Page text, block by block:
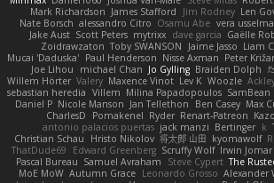
Mark Richardson James Stafford Jim Rodney Len
Nate Borsch alessandro Citro Osamu Abe vera
Jake Aust Scott Peters mytrixx dave garcia Gaëlle
Zoidrawzaton Toby SWANSON Jaime Jasso Liam
Mucai 'Daduska' Paul Henderson Nisse Axman Peter
Joe Lihou
michael Chan Jo Gylling Braiden Dolph
Willem Hörter Valery Maxence Vinot Lev K Woozle
sebastian heredia Villem Milina Papadopoulos SamBean
Daniel P Nicole Manson Jan Tellethon Ben Casey Max
CharlesD
Pomakenel Ryder Renart-Patreon
antonio palacios puertas jack manzi Bertinger k
Christian Schau
Hristo Nikolov 将太郎 山田 kyomawolf
ThatDude69
Edward Greenberg Scruffy Wolf Irwin Jomar
Pascal Bureau Samuel Avraham Steve Cypert The
MoE MoW Autumn Grace Leonardo Grosso Alexander